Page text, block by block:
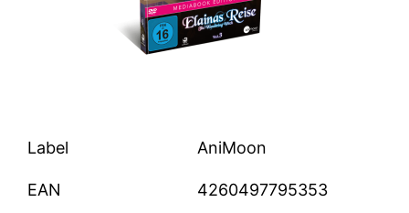
Label AniMoon
EAN 4260497795353